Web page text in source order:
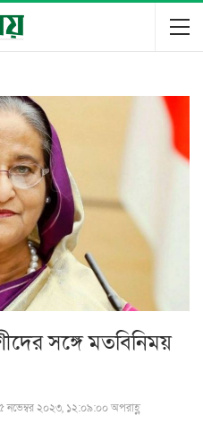
সঙ্গে মতবিনিময়
নভেম্বর ২০২৩, ১২:০৯:০০ অপরাহ্ণ